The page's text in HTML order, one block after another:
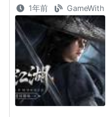
1年前 GameWith